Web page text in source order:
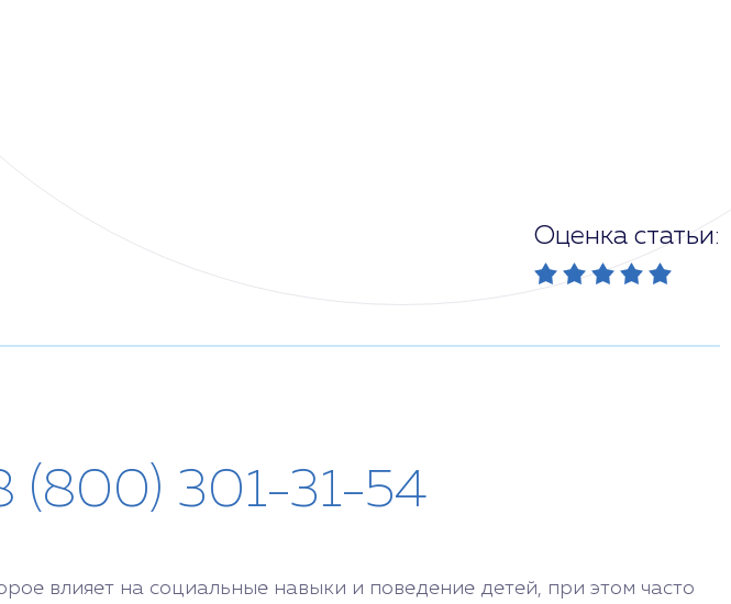
Оценка статьи:
(800) 301-31-54
влияет на социальные навыки и поведение детей, при этом часто